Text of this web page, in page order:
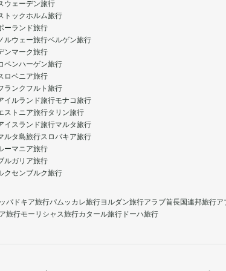
ウェーデン旅行
トックホルム旅行
ーランド旅行
ルウェー旅行ベルゲン旅行
ンマーク旅行
ペンハーゲン旅行
ロベニア旅行
ランクフルト旅行
イルランド旅行モナコ旅行
ストニア旅行タリン旅行
イスランド旅行マルタ旅行
ルタ島旅行スロバキア旅行
ーマニア旅行
ルガリア旅行
クセンブルク旅行
パドキア旅行パムッカレ旅行ヨルダン旅行アラブ首長国連邦旅行ア
旅行モーリシャス旅行カタール旅行 ドーハ旅行